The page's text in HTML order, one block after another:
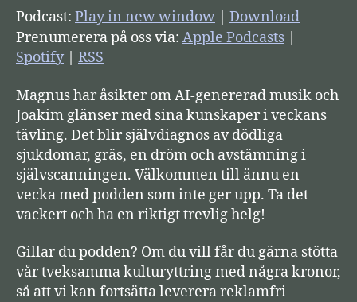
u
d
s
e
l
a
r
e
Podcast: Play in new window
Download
Prenumerera på oss via: Apple Podcasts
Spotify| RSS
Magnus har åsikter om AI-genererad musik och
Joakim glänser med sina kunskaper i veckans
tävling. Det blir självdiagnos av dödliga
sjukdomar, gräs, en dröm och avstämning i
självscanningen. Välkommen till ännu en
vecka med podden som inte ger upp. Ta det
vackert och ha en riktigt trevlig helg!
Gillar du podden? Om du vill får du gärna stötta
vår tveksamma kulturyttring med några kronor,
så att vi kan fortsätta leverera reklamfri